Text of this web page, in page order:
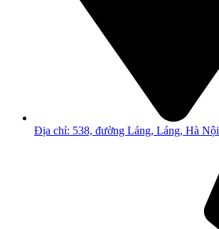
Địa chỉ: 538, đường Láng, Láng, Hà Nội